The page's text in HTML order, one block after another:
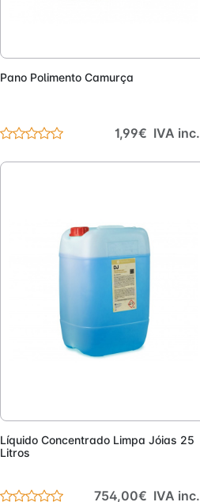
Pano Polimento Camurça
1,99€ IVA inc.
Líquido Concentrado Limpa Jóias 25
Litros
754,00€ IVA inc.